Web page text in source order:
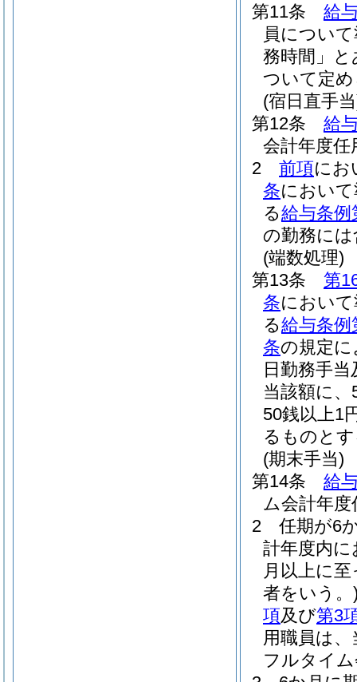
第11条
給
員につい
務時間」
ついて定
(宿日直手
第12条
給
会計年度
2
前項にお
条におい
る給与条例
の勤務に
(端数処理)
第13条
第
条におい
る給与条例
条の規定に
日勤務手
当該額に
50銭以上1
るものと
(期末手当)
第14条
給
ム会計年
2
任期が6
計年度内
月以上に
者をいう。
項及び第3
用職員は
フルタイ